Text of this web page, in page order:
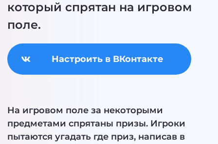
который спрятан на игровом
поле.
Настроить в ВКонтакте
На игровом поле за некоторыми
предметами спрятаны призы. Игроки
пытаются угадать где приз, написав в